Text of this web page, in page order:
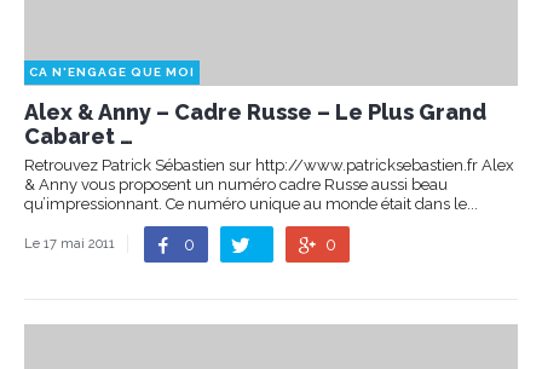
CA N'ENGAGE QUE MOI
Alex & Anny – Cadre Russe – Le Plus Grand
Cabaret …
Retrouvez Patrick Sébastien sur http://www.patricksebastien.fr Alex
& Anny vous proposent un numéro cadre Russe aussi beau
qu’impressionnant. Ce numéro unique au monde était dans le...
Le 17 mai 2011 0 0